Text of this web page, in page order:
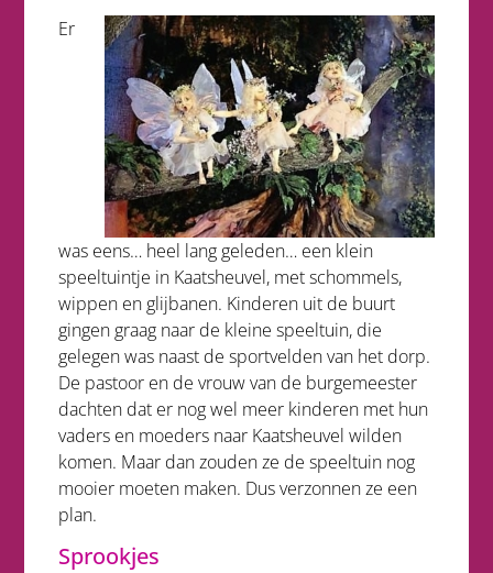
Er
was eens… heel lang geleden… een klein
speeltuintje in Kaatsheuvel, met schommels,
wippen en glijbanen. Kinderen uit de buurt
gingen graag naar de kleine speeltuin, die
gelegen was naast de sportvelden van het dorp.
De pastoor en de vrouw van de burgemeester
dachten dat er nog wel meer kinderen met hun
vaders en moeders naar Kaatsheuvel wilden
komen. Maar dan zouden ze de speeltuin nog
mooier moeten maken. Dus verzonnen ze een
plan.
Sprookjes